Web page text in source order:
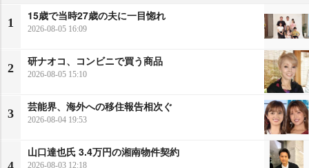
1
15歳で当時27歳の夫に一目惚れ
2026-08-05 16:09
2
研ナオコ、コンビニで買う商品
2026-08-05 15:10
3
芸能界、海外への移住報告相次ぐ
2026-08-04 19:53
山口達也氏 3.4万円の湘南物件契約
2026-08-03 12:18